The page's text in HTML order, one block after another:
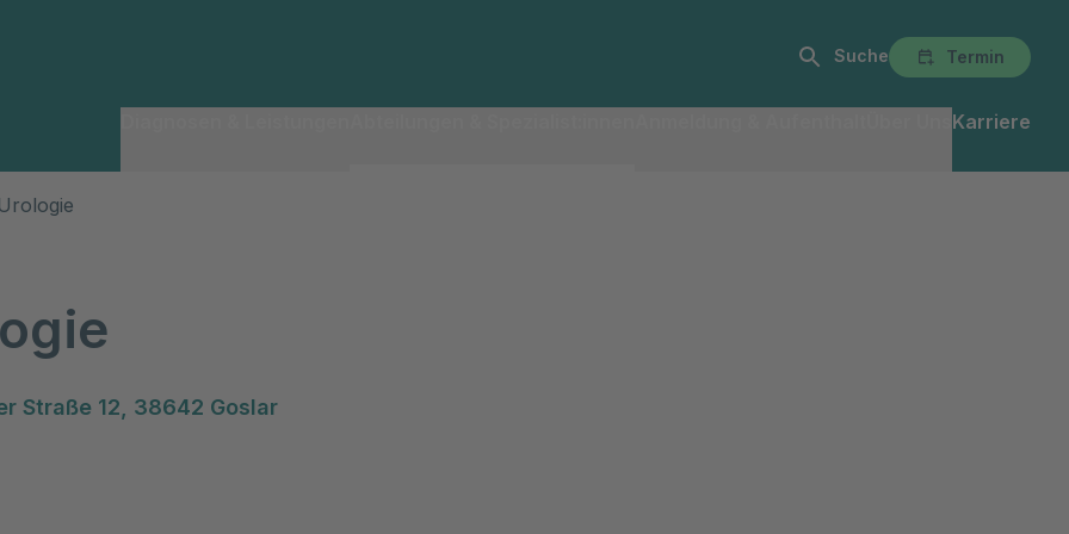
Suche Termin
Karriere
Urologie
Straße 12, 38642 Goslar